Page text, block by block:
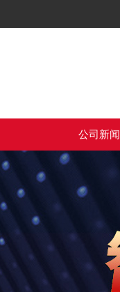
公司新闻